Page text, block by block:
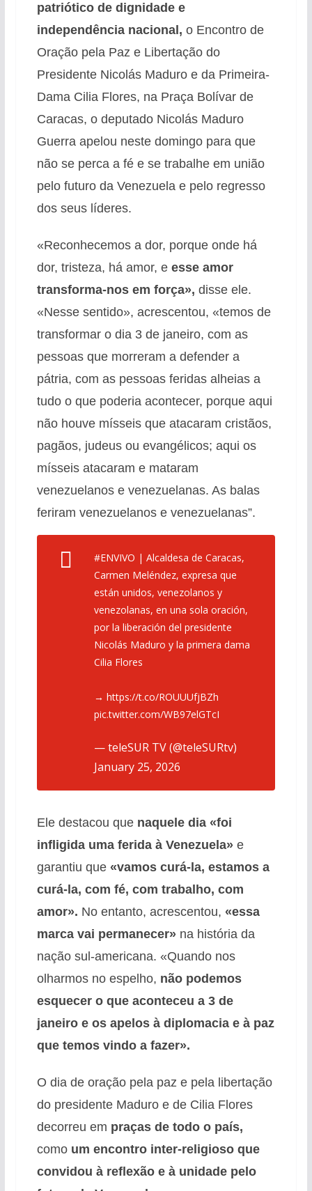
patriótico de dignidade e
independência nacional, o Encontro de
Oração pela Paz e Libertação do
Presidente Nicolás Maduro e da Primeira-
Dama Cilia Flores, na Praça Bolívar de
Caracas, o deputado Nicolás Maduro
Guerra apelou neste domingo para que
não se perca a fé e se trabalhe em união
pelo futuro da Venezuela e pelo regresso
dos seus líderes.
«Reconhecemos a dor, porque onde há
dor, tristeza, há amor, e esse amor
transforma-nos em força», disse ele.
«Nesse sentido», acrescentou, «temos de
transformar o dia 3 de janeiro, com as
pessoas que morreram a defender a
pátria, com as pessoas feridas alheias a
tudo o que poderia acontecer, porque aqui
não houve mísseis que atacaram cristãos,
pagãos, judeus ou evangélicos; aqui os
mísseis atacaram e mataram
venezuelanos e venezuelanas. As balas
feriram venezuelanos e venezuelanas”.
#ENVIVO | Alcaldesa de Caracas,
Carmen Meléndez, expresa que
están unidos, venezolanos y
venezolanas, en una sola oración,
por la liberación del presidente
Nicolás Maduro y la primera dama
Cilia Flores
→ https://t.co/ROUUUfjBZh
pic.twitter.com/WB97elGTcI
— teleSUR TV (@teleSURtv)
January 25, 2026
Ele destacou que naquele dia «foi
infligida uma ferida à Venezuela»e
garantiu que «vamos curá-la, estamos a
curá-la, com fé, com trabalho, com
amor». No entanto, acrescentou, «essa
marca vai permanecer»na história da
nação sul-americana. «Quando nos
olharmos no espelho, não podemos
esquecer o que aconteceu a 3 de
janeiro e os apelos à diplomacia e à paz
que temos vindo a fazer».
O dia de oração pela paz e pela libertação
do presidente Maduro e de Cilia Flores
decorreu em praças de todo o país,
como um encontro inter-religioso que
convidou à reflexão e à unidade pelo